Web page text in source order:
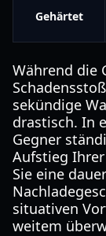
Gehärtet
Während die
sekündige
drastisch. In
Gegner
Aufstieg
Sie eine
situativen
weitem